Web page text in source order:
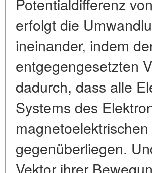
erfolgt die
ineinander, indem
entgegengesetzten
dadurch, dass alle
Systems des
gegenüberliegen.
Vektor ihrer